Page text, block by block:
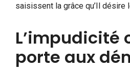
saisissent la grâce qu’Il désire
L’impudicité
porte aux